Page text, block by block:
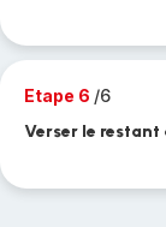
Etape 6 /6
Verser le restant